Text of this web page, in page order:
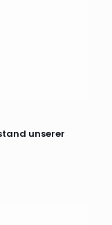
unserer